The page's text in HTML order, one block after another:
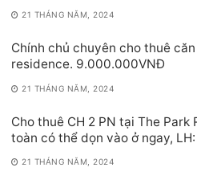
21 THÁNG NĂM, 2024
Chính chủ chuyên cho thuê
residence. 9.000.000VNĐ
21 THÁNG NĂM, 2024
Cho thuê CH 2 PN tại The Park
toàn có thể dọn vào ở ngay,
21 THÁNG NĂM, 2024